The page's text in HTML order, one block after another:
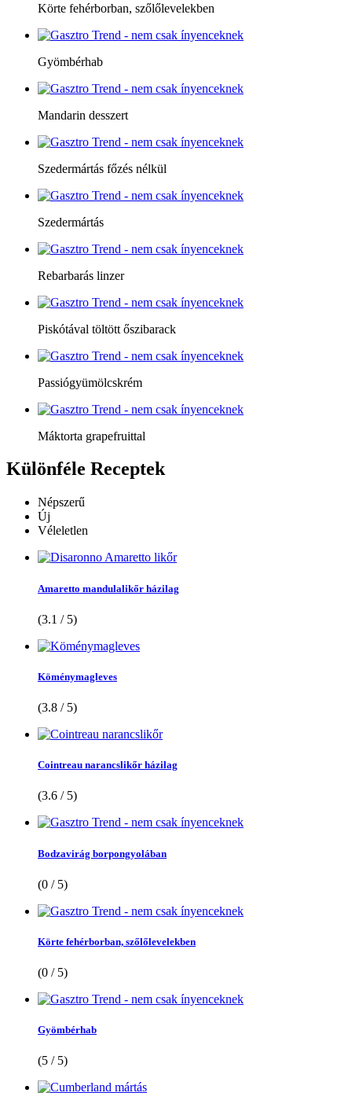
Körte fehérborban, szőlőlevelekben
Gyömbérhab
Mandarin desszert
Szedermártás főzés nélkül
Szedermártás
Rebarbarás linzer
Piskótával töltött őszibarack
Passiógyümölcskrém
Máktorta grapefruittal
Különféle Receptek
Népszerű
Új
Véleletlen
Amaretto mandulalikőr házilag
(3.1 / 5)
Köménymagleves
(3.8 / 5)
Cointreau narancslikőr házilag
(3.6 / 5)
Bodzavirág borpongyolában
(0 / 5)
Körte fehérborban, szőlőlevelekben
(0 / 5)
Gyömbérhab
(5 / 5)